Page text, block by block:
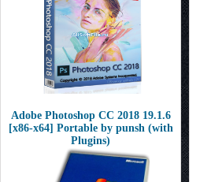
Adobe Photoshop CC 2018 19.1.6
[x86-x64] Portable by punsh (with
Plugins)